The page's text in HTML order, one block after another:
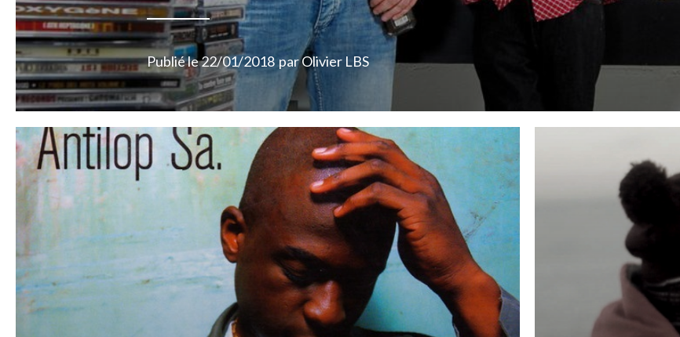
Publié le22/01/2018 parOlivier LBS